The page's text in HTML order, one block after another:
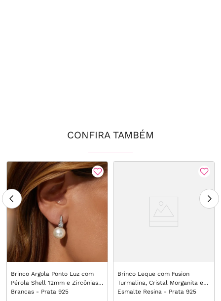
CONFIRA TAMBÉM
Brinco Argola Ponto Luz com
Pérola Shell 12mm e Zircônias
Brancas - Prata 925
Brinco Leque com Fusion
Turmalina, Cristal Morganita e
Esmalte Resina - Prata 925